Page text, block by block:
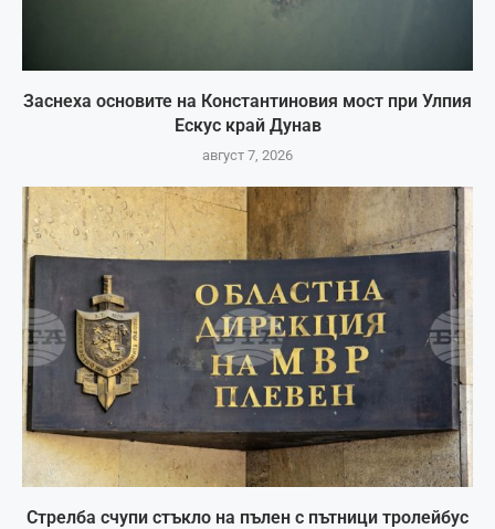
Заснеха основите на Константиновия мост при Улпия
Ескус край Дунав
август 7, 2026
Стрелба счупи стъкло на пълен с пътници тролейбус